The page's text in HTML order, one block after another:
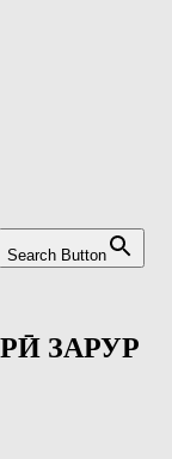
Search Button
ЗАРУР